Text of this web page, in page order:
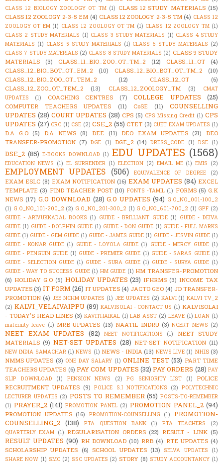
CLASS 12 BIOLOGY ZOOLOGY OT TM (1) CLASS 12 STUDY MATERIALS (15)
CLASS 12 ZOOLOGY 2-3-5 EM (4) CLASS 12 ZOOLOGY 2-3-5 TM (4) CLASS 12
ZOOLOGY OT EM (1) CLASS 12 ZOOLOGY OT TM (1) CLASS 12 ZOOLOGY TM (1)
CLASS 2 STUDY MATERIALS (1) CLASS 3 STUDY MATERIALS (1) CLASS 4 STUDY
MATERIALS (1) CLASS 5 STUDY MATERIALS (1) CLASS 6 STUDY MATERIALS (2)
CLASS 7 STUDY MATERIALS (2) CLASS 8 STUDY MATERIALS (2) CLASS 9 STUDY
MATERIALS
(3) CLASS_11_BIO_ZOO_OT_TM_2 (12) CLASS_11_OT
(4)
CLASS_12_BIO_BOT_OT_EM_2
(10) CLASS_12_BIO_BOT_OT_TM_2
(10)
CLASS_12_BIO_ZOO_OT_TEM_2
(12) CLASS_12_OT
(6)
CLASS_12_ZOO_OT_TEM_2
(13) CLASS_12_ZOOLOGY_TM (3)
CMAT
UPDATES
(1) COACHING CENTRES (7) COLLEGE UPDATES (25)
COMPUTER TEACHERS UPDATES (11) CoSE (11)
COUNSELLING
UPDATES (28) COURT UPDATES (28) CPS (5) CPS Missing Credit (1) CPS
UPDATES (27) CRC (1) CSE (2) CSE_2 (55) CTET (3) CUET EXAM UPDATES (1)
D.A G.O (5) D.A NEWS (8) DEE (11) DEO EXAM UPDATES (21)
DEO
TRANSFER-PROMOTION (7) DGE (1) DGE_2 (14) DRESS_CODE (1) DSE (1)
DSE_2 (85) E-BOOKS DOWNLOAD (1) EDU UPDATES (1568)
EDUCATION NEWS (1) EL SURRENDER (1) ELECTION (2) EMAIL ME (1) EMIS (2)
EMPLOYMENT UPDATES (506) EQUIVALENCE OF DEGREE (2)
EXAM ESLC (8) EXAM NOTIFICATION (16) EXAM UPDATES (84) EXCEL
TEMPLATE (3) FIND TEACHER POST (10) FONTS -TAMIL (1) FORMS (5) G.K
NEWS (17) G.O DOWNLOAD (28) G.O UPDATES (94) G.O_NO_001-100_2
(1) G.O_NO_101-200_2 (2) G.O_NO_201-300_2 (1) G.O_NO_601-700_2 (1) GPF (2)
GUIDE - ARIVUKKADAL BOOKS (1) GUIDE - BRILLIANT GUIDE (1) GUIDE - DEIVA
GUIDE (1) GUIDE - DOLPHIN GUIDE (1) GUIDE - DON GUIDE (1) GUIDE - FULL MARKS
GUIDE (1) GUIDE - GEM GUIDE (1) GUIDE - JAMES GUIDE (1) GUIDE - JESVIN GUIDE (1)
GUIDE - KONAR GUIDE (1) GUIDE - LOYOLA GUIDE (1) GUIDE - MERCY GUIDE (1)
GUIDE - PENGUIN GUIDE (1) GUIDE - PREMIER GUIDE (1) GUIDE - SARAS GUIDE (1)
GUIDE - SELECTION GUIDE (1) GUIDE - SURA GUIDE (1) GUIDE - SURYA GUIDE (1)
GUIDE - WAY TO SUCCESS GUIDE (1) HM GUIDE (1) HM TRANSFER-PROMOTION
(6) HOLIDAY G.O (5) HOLIDAY UPDATES (23) IFHRMS (3) INCOME TAX
UPDATES (3) IT FORM (26) IT UPDATES (4) JACTO GEO (4) JD TRANSFER-
PROMOTION (4) JEE NCHM UPDATES (1) JEE UPDATES (2) KALVI (1) KALVI TV_2
(2) KALVI_VELAIVAIPPU (89) KALVISOLAI - CONTACT US (1) KALVISOLAI
- TODAY'S HEAD LINES (3) KAVITHAIKAL (1) LAB ASST (2) LEAVE (1) LOAN (1)
maternity leave (1) MRB UPDATES (13) NAATIL INDRU (3) NCERT NEWS (2)
NEET EXAM UPDATES (82) NEET NOTIFICATIONS (1)
NEET STUDY
MATERIALS (9) NET-SET UPDATES (28) NET-SET NOTIFICATION (11)
NEW INDIA SAMACHAR (1) NEWS (1) NEWS - INDIA (13) NEWS LIVE (1) NHIS (3)
NMMS UPDATES (3) ONE DAY SALARY (1) ONLINE TEST (53) PART TIME
TEACHERS UPDATES (6) PAY COM UPDATES (32) PAY ORDERS (28) PAY
SLIP DOWNLOAD
(1) PENSION NEWS (2) PG SENIORITY LIST (1)
POLICE
RECRUITMENT UPDATES (9) POLICE S.I NOTIFICATIONS (2) POLYTECHNIC
LECTURER UPDATES (2) POSTS TO REMEMBER (55) POSTS-TO-REMEMBER
(1) PRAYER_2 (141) PROMOTION PANEL (2) PROMOTION PANEL_2 (94)
PROMOTION UPDATES (16) PROMOTION-COUNSELLING (1)
PROMOTION-
COUNSELLING_2 (138) PTA QUESTION BANK (1) PTA TEACHERS
(2)
QUARTERLY EXAM (1) REGULARISATION ORDERS (22) RESULT - LINK (5)
RESULT UPDATES (90) RH DOWNLOAD (10) RRB (4) RTE UPDATES (4)
SCHOLARSHIP UPDATES (6) SCHOOL UPDATES (13) SELVA UPDATES
(1)
SHARE NOW (1) SMC (2) SSC UPDATES (2) STORY (8) STUDY ACCOUNTANCY (1)